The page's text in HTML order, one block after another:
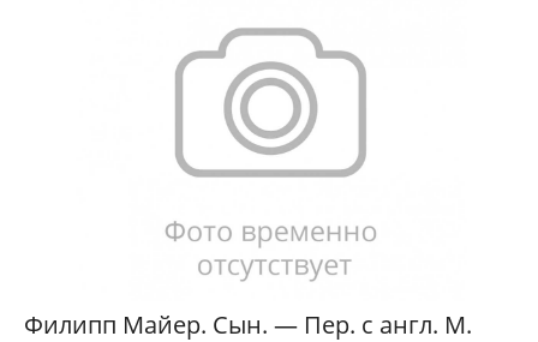
Филипп Майер. Сын. — Пер. с англ. М.